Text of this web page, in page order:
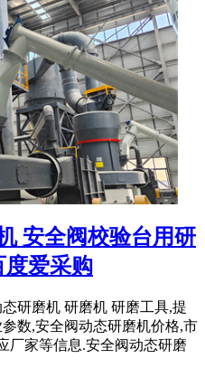
安全阀校验台用研
度爱采购
研磨机 研磨机 研磨工具,提
数,安全阀动态研磨机价格,市
厂家等信息.安全阀动态研磨